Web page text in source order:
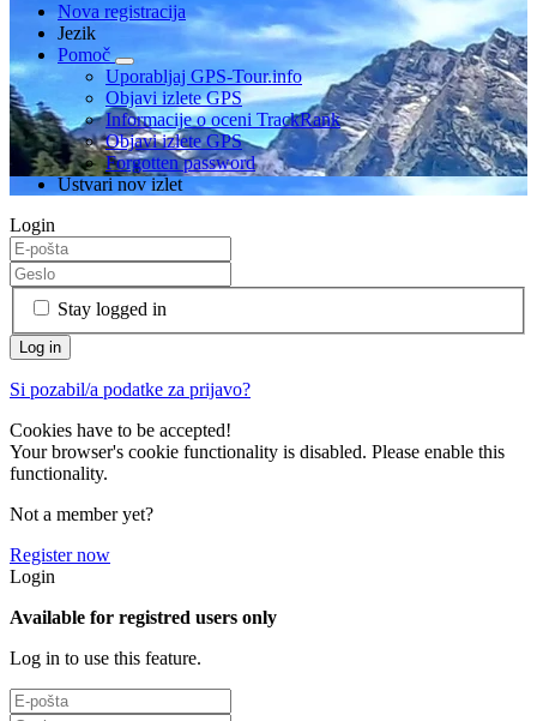
Nova registracija
Jezik
Pomoč
Uporabljaj GPS-Tour.info
Objavi izlete GPS
Informacije o oceni TrackRank
Objavi izlete GPS
Forgotten password
Ustvari nov izlet
Login
Stay logged in
Si pozabil/a podatke za prijavo?
Cookies have to be accepted!
Your browser's cookie functionality is disabled. Please enable this
functionality.
Not a member yet?
Register now
Login
Available for registred users only
Log in to use this feature.